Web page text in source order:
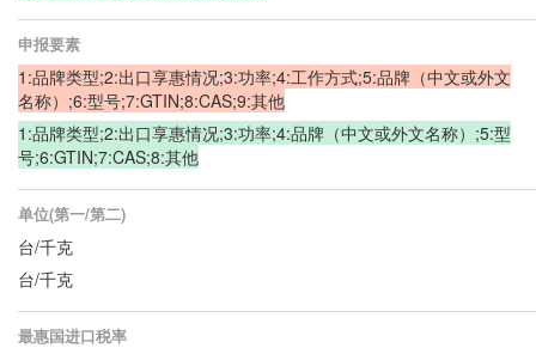
申报要素
1:品牌类型;2:出口享惠情况;3:功率;4:工作方式;5:品牌（中文或外文
名称）;6:型号;7:GTIN;8:CAS;9:其他
1:品牌类型;2:出口享惠情况;3:功率;4:品牌（中文或外文名称）;5:型
号;6:GTIN;7:CAS;8:其他
单位(第一/第二)
台/千克
台/千克
最惠国进口税率